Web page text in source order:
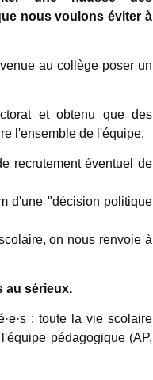
nous voulons éviter à
au collège poser un
et obtenu que des
l'ensemble de l'équipe.
recrutement éventuel de
d'une "décision politique
on nous renvoie à
au sérieux.
: toute la vie scolaire
pédagogique (AP,